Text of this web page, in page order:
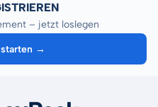
– jetzt loslegen
starten →